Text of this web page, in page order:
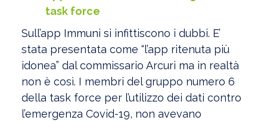
task force
Sull’app Immuni si infittiscono i dubbi. E’
stata presentata come “l’app ritenuta più
idonea” dal commissario Arcuri ma in realtà
non è così. I membri del gruppo numero 6
della task force per l’utilizzo dei dati contro
l’emergenza Covid-19, non avevano